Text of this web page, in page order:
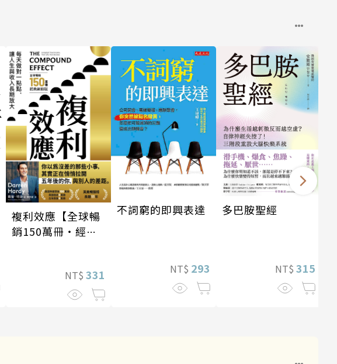
複利效應【全球暢
銷150萬冊・經典
NT$ 331
不詞窮的即興表達
NT$ 293
多巴胺聖經
NT$ 315